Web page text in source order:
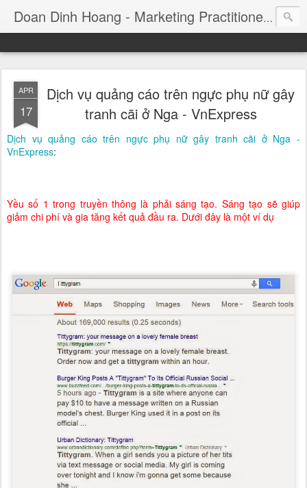
Doan Dinh Hoang - Marketing Practitioner
APR
17
Dịch vụ quảng cáo trên ngực phụ nữ gây
tranh cãi ở Nga - VnExpress
Dịch vụ quảng cáo trên ngực phụ nữ gây tranh cãi ở Nga -
VnExpress:
Yều số 1 trong truyền thông là phải sáng tạo. Sáng tạo sẽ giúp
giảm chi phí và gia tăng kết quả đầu ra. Dưới đây là một ví dụ